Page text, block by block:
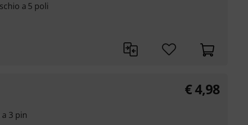
a 5 poli
3 pin
€4,98